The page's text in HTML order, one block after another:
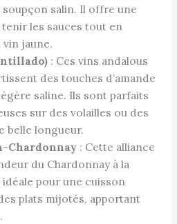
salin. Il offre une
les sauces tout en
vin jaune.
: Ces vins andalous
des touches d’amande
saline. Ils sont parfaits
sur des volailles ou des
belle longueur.
Chardonnay: Cette alliance
du Chardonnay à la
pour une cuisson
plats mijotés, apportant